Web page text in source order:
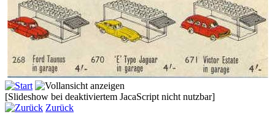
[Slideshow bei deaktiviertem JacaScript nicht nutzbar]
Zurück